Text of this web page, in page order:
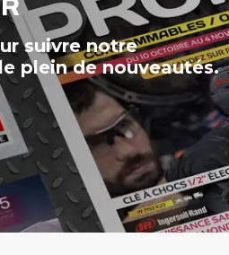
suivre notre
plein de nouveautés.